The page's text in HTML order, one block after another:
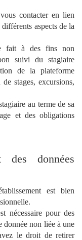
contacter en lien
aspects de la
fait à des fins non
suivi du stagiaire
de la plateforme
stages, excursions,
au terme de sa
et des obligations
des données
est bien
nécessaire pour des
donnée non liée à une
le droit de retirer